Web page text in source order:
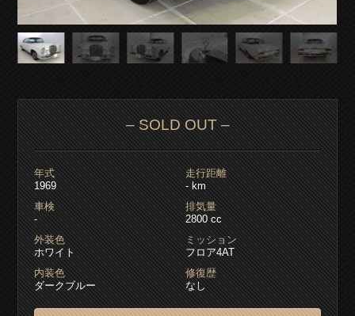
– SOLD OUT –
年式
1969
車検
-
走行距離
- km
排気量
2800 cc
外装色
ホワイト
内装色
ダークブルー
ミッション
フロア4AT
修復歴
なし